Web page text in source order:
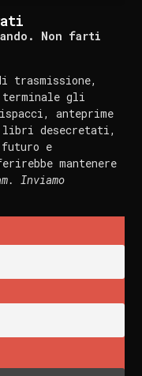
Non farti
trasmissione,
gli
anteprime
libri desecretati,
e
mantenere
Inviamo